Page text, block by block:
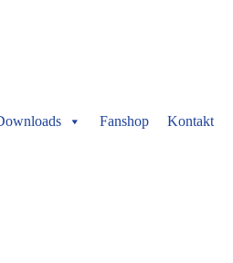
Fanshop Kontakt